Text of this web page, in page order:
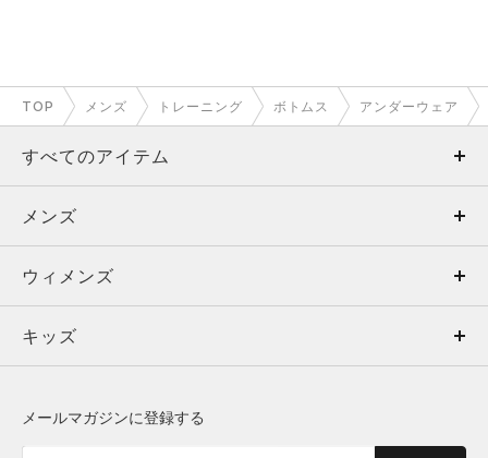
TOP メンズ トレーニング ボトムス アンダーウェア
すべてのアイテム
メンズ
ウィメンズ
キッズ
メンズ
トップス
ボトムス
ウィメンズ
トップス
キッズ
メールマガジンに登録する